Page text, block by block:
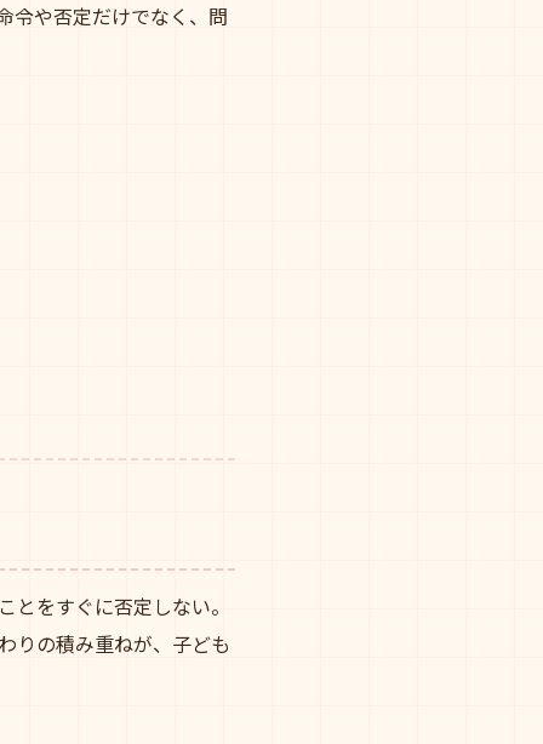
令や否定だけでなく、問
をすぐに否定しない。
りの積み重ねが、子ども